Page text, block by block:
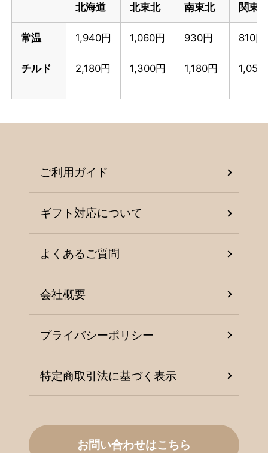
北海道 北東北 南東北 関東
常温 1,940円 1,060円 930円 810円
チルド 2,180円 1,300円 1,180円 1,050
ご利用ガイド
ギフト対応について
よくあるご質問
会社概要
プライバシーポリシー
特定商取引法に基づく表示
お問い合わせはこちら